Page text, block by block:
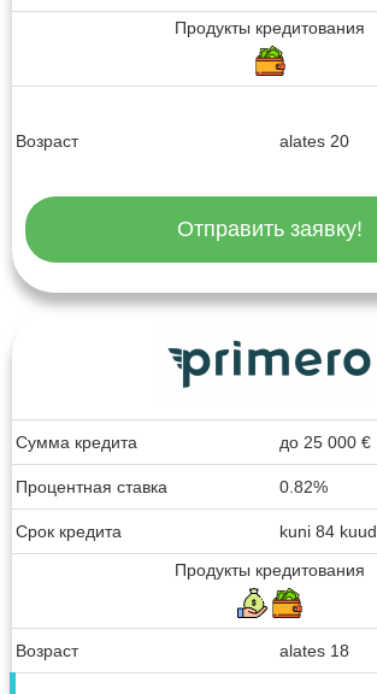
Продукты кредитования
Возраст alates 20
Отправить заявку!
Сумма кредита до 25 000 €
Процентная ставка 0.82%
Срок кредита
kuni 84 kuud
Продукты кредитования
Возраст alates 18